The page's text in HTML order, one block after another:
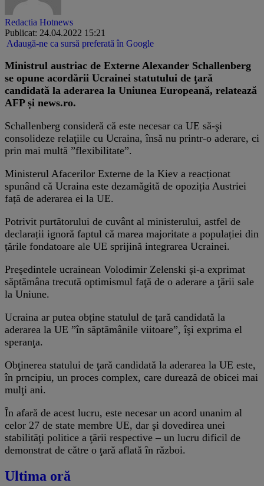
Redactia Hotnews
Publicat: 24.04.2022 15:21
Adaugă-ne ca sursă preferată în Google
Ministrul austriac de Externe Alexander Schallenberg
se opune acordării Ucrainei statutului de ţară
candidată la aderarea la Uniunea Europeană, relatează
AFP și news.ro.
Schallenberg consideră că este necesar ca UE să-şi
consolideze relaţiile cu Ucraina, însă nu printr-o aderare, ci
prin mai multă ”flexibilitate”.
Ministerul Afacerilor Externe de la Kiev a reacționat
spunând că Ucraina este dezamăgită de opoziția Austriei
față de aderarea ei la UE.
Potrivit purtătorului de cuvânt al ministerului, astfel de
declarații ignoră faptul că marea majoritate a populației din
țările fondatoare ale UE sprijină integrarea Ucrainei.
Preşedintele ucrainean Volodimir Zelenski şi-a exprimat
săptămâna trecută optimismul faţă de o aderare a ţării sale
la Uniune.
Ucraina ar putea obține statulul de ţară candidată la
aderarea la UE ”în săptămânile viitoare”, îşi exprima el
speranţa.
Obţinerea statului de ţară candidată la aderarea la UE este,
în prncipiu, un proces complex, care durează de obicei mai
mulţi ani.
În afară de acest lucru, este necesar un acord unanim al
celor 27 de state membre UE, dar şi dovedirea unei
stabilităţi politice a ţării respective – un lucru dificil de
demonstrat de către o ţară aflată în război.
Ultima oră